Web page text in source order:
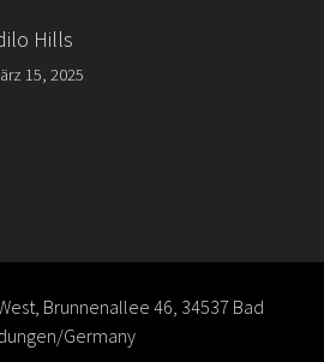
Hills
15, 2025
Brunnenallee 46, 34537 Bad
Germany